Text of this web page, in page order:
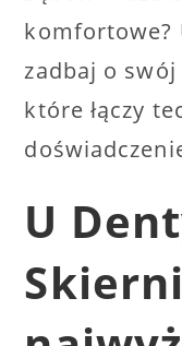
komfortowe?
zadbaj o
które łączy
U